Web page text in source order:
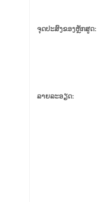
ຈຸດປະສົງຂອງຫຼັກສູດ:
ລາຍລະອຽດ: